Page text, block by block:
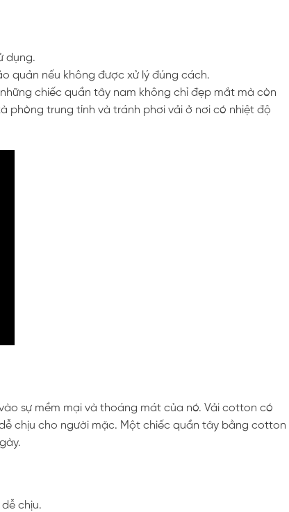
dụng.
quản nếu không được xử lý đúng cách.
chiếc quần tây nam không chỉ đẹp mắt mà còn
phòng trung tính và tránh phơi vải ở nơi có nhiệt độ
sự mềm mại và thoáng mát của nó. Vải cotton có
chịu cho người mặc. Một chiếc quần tây bằng cotton
chịu.